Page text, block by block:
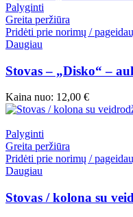
Palyginti
Greita peržiūra
Pridėti prie norimų /
Daugiau
Stovas – „Disko“ –
Kaina nuo: 12,00 €
Palyginti
Greita peržiūra
Pridėti prie norimų /
Daugiau
Stovas / kolona su